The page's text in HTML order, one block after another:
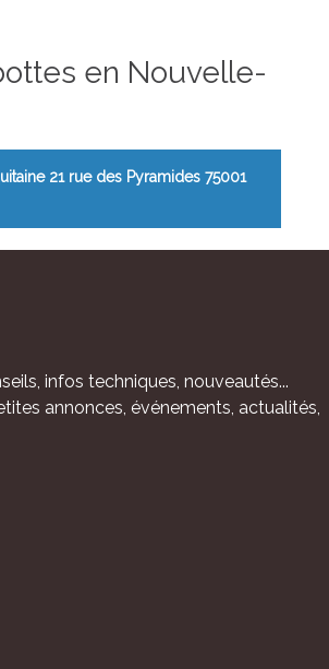
en Nouvelle-
21 rue des Pyramides 75001
infos techniques, nouveautés...
annonces, événements, actualités,